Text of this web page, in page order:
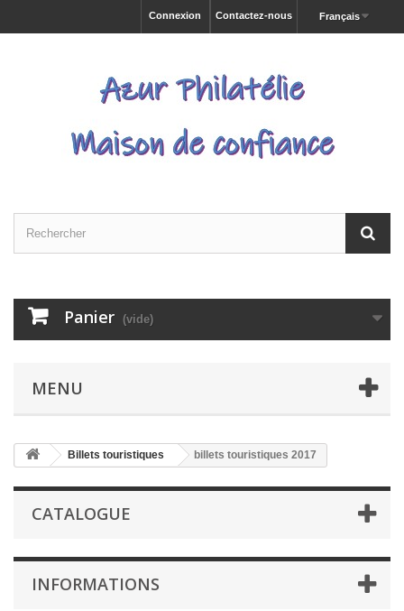
Français
Contactez-nous
Connexion
Panier (vide)
MENU
Billets touristiques billets touristiques 2017
CATALOGUE
INFORMATIONS